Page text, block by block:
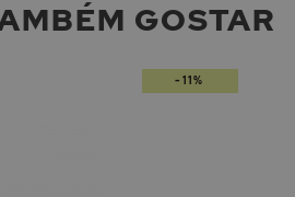
GOSTAR
-11%